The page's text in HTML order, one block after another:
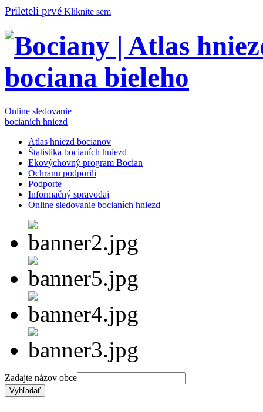
Prileteli prvé Kliknite sem
Online sledovanie
bocianích hniezd
Atlas hniezd bocianov
Štatistika bocianích hniezd
Ekovýchovný program Bocian
Ochranu podporili
Podporte
Informačný spravodaj
Online sledovanie bocianích hniezd
Zadajte názov obce